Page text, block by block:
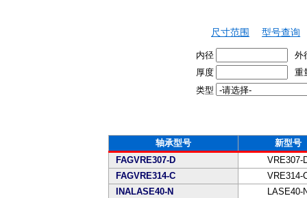
尺寸范围 型号查询
内径
外
厚度
重
类型
轴承型号
新型号
FAGVRE307-D
VRE307-
FAGVRE314-C
VRE314-
INALASE40-N
LASE40-